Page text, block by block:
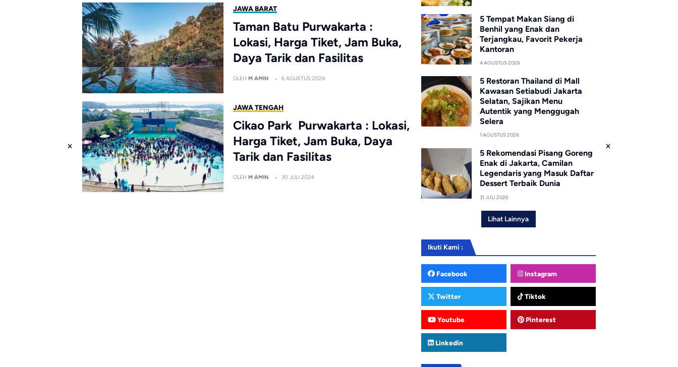
JAWA BARAT
Taman Batu Purwakarta :
Lokasi, Harga Tiket, Jam Buka,
Daya Tarik dan Fasilitas
OLEH M AMIN 6 AGUSTUS 2024
JAWA TENGAH
Cikao Park Purwakarta : Lokasi,
Harga Tiket, Jam Buka, Daya
Tarik dan Fasilitas
OLEH M AMIN 30 JULI 2024
5 Tempat Makan Siang di
Benhil yang Enak dan
Terjangkau, Favorit Pekerja
Kantoran
4 AGUSTUS 2026
5 Restoran Thailand di Mall
Kawasan Setiabudi Jakarta
Selatan, Sajikan Menu
Autentik yang Menggugah
Selera
1 AGUSTUS 2026
5 Rekomendasi Pisang Goreng
Enak di Jakarta, Camilan
Legendaris yang Masuk Daftar
Dessert Terbaik Dunia
31 JULI 2026
Lihat Lainnya
Ikuti Kami :
Facebook Instagram
Twitter Tiktok
Youtube Pinterest
Linkedin